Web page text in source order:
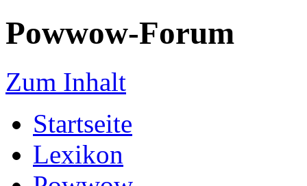
Powwow-Forum
Zum Inhalt
Startseite
Lexikon